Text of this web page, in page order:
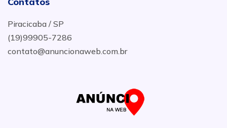
Piracicaba / SP
(19)99905-7286
contato@anuncionaweb.com.br